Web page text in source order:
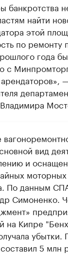
банкротства
найти
этой
по ремонту
года
с
вид
и
По данным
Симоненко.
на Кипре
5 млн